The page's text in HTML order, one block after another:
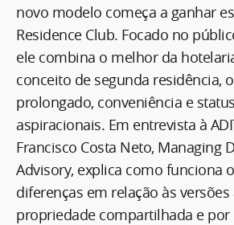
novo modelo começa a ganhar
Residence Club. Focado no
ele combina o melhor da
conceito de segunda residência,
prolongado, conveniência e
aspiracionais. Em entrevista à
Francisco Costa Neto, Managing
Advisory, explica como funciona
diferenças em relação às
propriedade compartilhada e por